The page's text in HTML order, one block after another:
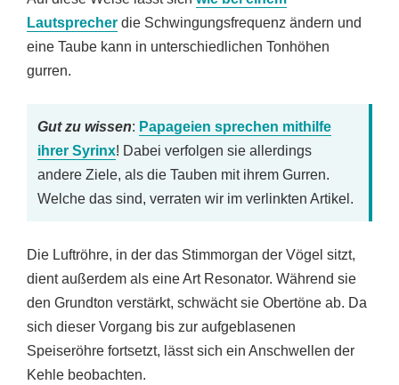
Lautsprecher die Schwingungsfrequenz ändern und
eine Taube kann in unterschiedlichen Tonhöhen
gurren.
Gut zu wissen: Papageien sprechen mithilfe
ihrer Syrinx! Dabei verfolgen sie allerdings
andere Ziele, als die Tauben mit ihrem Gurren.
Welche das sind, verraten wir im verlinkten Artikel.
Die Luftröhre, in der das Stimmorgan der Vögel sitzt,
dient außerdem als eine Art Resonator. Während sie
den Grundton verstärkt, schwächt sie Obertöne ab. Da
sich dieser Vorgang bis zur aufgeblasenen
Speiseröhre fortsetzt, lässt sich ein Anschwellen der
Kehle beobachten.